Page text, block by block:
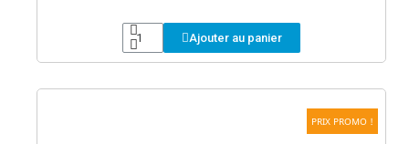
Ajouter au panier
PRIX PROMO !